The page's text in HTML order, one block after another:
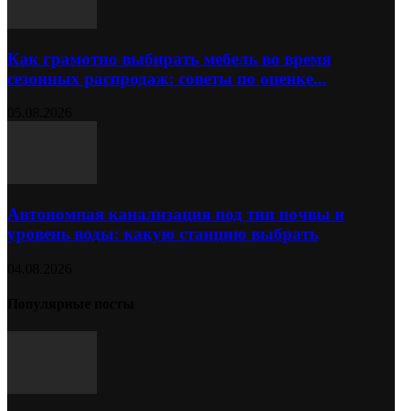
Как грамотно выбирать мебель во время
сезонных распродаж: советы по оценке...
Автономная канализация под тип почвы и
уровень воды: какую станцию выбрать